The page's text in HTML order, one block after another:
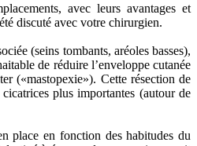
avec leurs avantages et
discuté avec votre chirurgien.
(seins tombants, aréoles basses),
de réduire l’enveloppe cutanée
(«mastopexie»). Cette résection de
plus importantes (autour de
place en fonction des habitudes du